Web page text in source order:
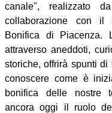
canale", realizzato
collaborazione con il
Bonifica di Piacenza.
attraverso aneddoti,
storiche, offrirà spunti di
conoscere come è
bonifica delle nostre
ancora oggi il ruolo